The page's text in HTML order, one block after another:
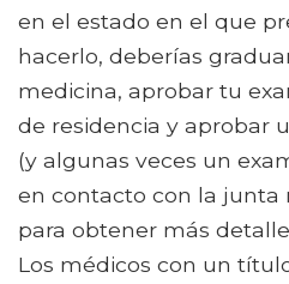
en el estado en el que
hacerlo, deberías
medicina, aprobar tu
de residencia y aprobar
(y algunas veces un
en contacto con la junta
para obtener más
Los médicos con un